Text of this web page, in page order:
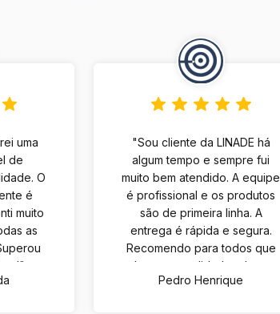
uma
de
O
é
muito
as
"Sou cliente da LINADE há
algum tempo e sempre fui
muito bem atendido. A equipe
é profissional e os produtos
são de primeira linha. A
entrega é rápida e segura.
Recomendo para todos que
buscam qualidade e bom
atendimento."
Pedro Henrique